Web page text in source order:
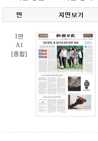
1면
A1
[종합]